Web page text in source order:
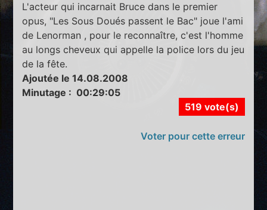
L'acteur qui incarnait Bruce dans le premier
opus, "Les Sous Doués passent le Bac" joue l'ami
de Lenorman , pour le reconnaître, c'est l'homme
au longs cheveux qui appelle la police lors du jeu
de la fête.
Ajoutée le 14.08.2008
Minutage : 00:29:05
519 vote(s)
Voter pour cette erreur